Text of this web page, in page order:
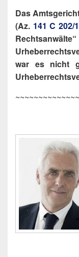
Das
(Az. 141 C 202/
war es nicht